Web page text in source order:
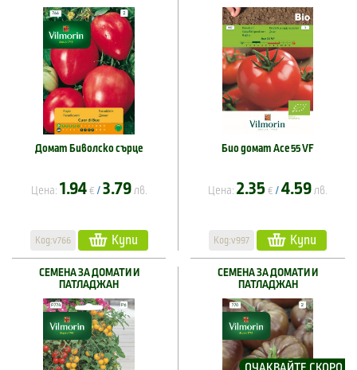
Домат Биволско сърце
Цена: 1.94 € / 3.79 лв.
Код:v766 Купи
Био домат Ace 55 VF
Цена: 2.35 € / 4.59 лв.
Код:v997 Купи
СЕМЕНА ЗА ДОМАТИ И
ПАТЛАДЖАН
ОЧАКВАЙТЕ СКОРО
СЕМЕНА ЗА ДОМАТИ И
ПАТЛАДЖАН